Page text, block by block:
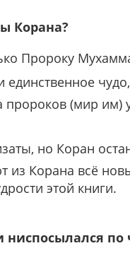
Корана?
Пророку
единственное
(мир им)
но Коран
из Корана всё
этой книги.
по